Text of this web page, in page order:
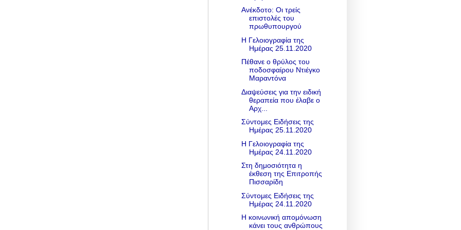
Ανέκδοτο: Οι τρείς
επιστολές του
πρωθυπουργού
Η Γελοιογραφία της
Ημέρας 25.11.2020
Πέθανε ο θρύλος του
ποδοσφαίρου Ντιέγκο
Μαραντόνα
Διαψεύσεις για την ειδική
θεραπεία που έλαβε ο
Αρχ...
Σύντομες Ειδήσεις της
Ημέρας 25.11.2020
Η Γελοιογραφία της
Ημέρας 24.11.2020
Στη δημοσιότητα η
έκθεση της Επιτροπής
Πισσαρίδη
Σύντομες Ειδήσεις της
Ημέρας 24.11.2020
Η κοινωνική απομόνωση
κάνει τους ανθρώπους